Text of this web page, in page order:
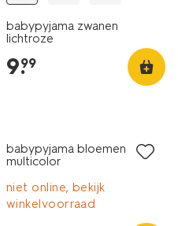
babypyjama zwanen
lichtroze
9.
99
babypyjama bloemen
multicolor
niet online, bekijk
winkelvoorraad